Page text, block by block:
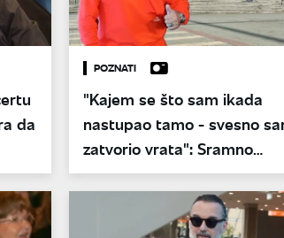
da
POZNATI
"Kajem se što sam ikada
nastupao tamo - svesno
zatvorio vrata": Sramno
oglašavanje Tonija